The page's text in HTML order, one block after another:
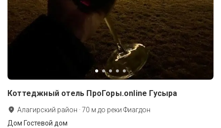
Коттеджный отель ПроГоры.online Гусыра
Алагирский район ·70 м до реки Фиагдон
Дом Гостевой дом